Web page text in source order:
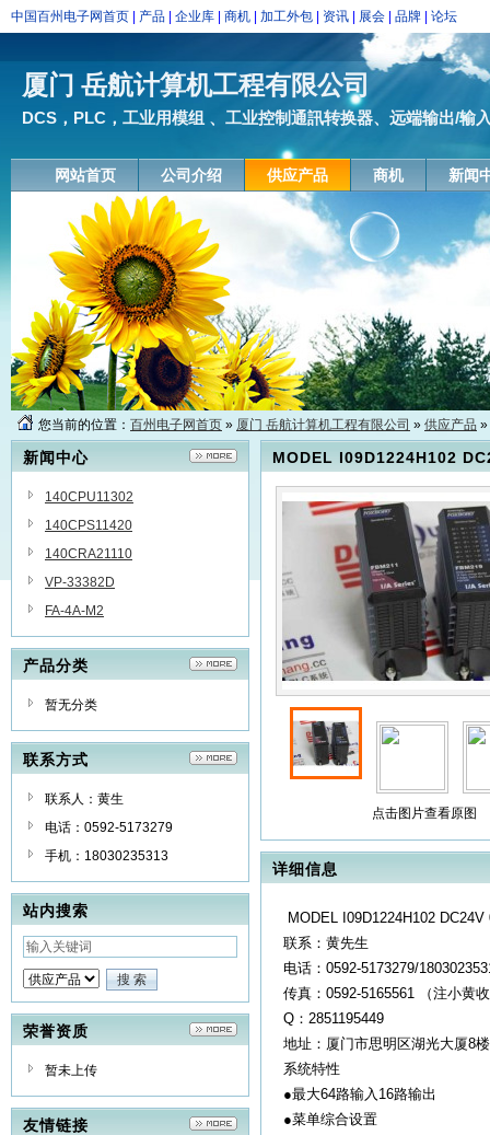
中国百州电子网首页 产品 企业库 商机 加工外包 资讯 展会 品牌 论坛
厦门 岳航计算机工程有限公司
DCS，PLC，工业用模组 、工业控制通訊转换器、远端输出/输
网站首页 公司介绍 供应产品 商机 新闻
您当前的位置： 百州电子网首页 » 厦门 岳航计算机工程有限公司 » 供应产品 »
新闻中心
140CPU11302
140CPS11420
140CRA21110
VP-33382D
FA-4A-M2
产品分类
暂无分类
联系方式
联系人：黄生
电话：0592-5173279
手机：18030235313
站内搜索
荣誉资质
暂未上传
友情链接
MODEL I09D1224H102
点击图片查看原图
详细信息
MODEL I09D1224H102 DC24V
联系：黄先生
电话：0592-5173279/
传真：0592-5165561 （注小黄
Q：2851195449
地址：厦门市思明区湖光大厦8
系统特性
●最大64路输入16路输出
●菜单综合设置